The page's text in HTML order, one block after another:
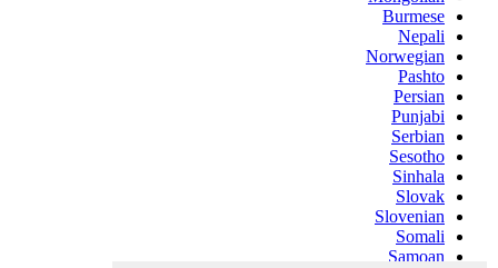
Burmese
Nepali
Norwegian
Pashto
Persian
Punjabi
Serbian
Sesotho
Sinhala
Slovak
Slovenian
Somali
Samoan